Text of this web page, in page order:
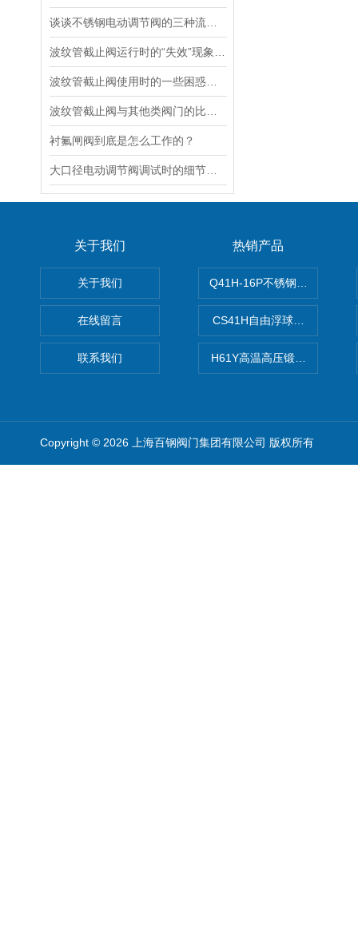
衬氟闸阀到底是怎么工作的？
关于我们
关于我们
在线留言
联系我们
热销产品
Q41H-16P不锈钢硬密封球阀
CS41H自由浮球式蒸汽疏水
H61Y高温高压锻钢止回阀
Copyright © 2026 上海百钢阀门集团有限公司 版权所有